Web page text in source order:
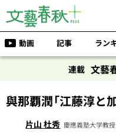
動画 記事 ラン
連載 文藝
與那覇潤「江藤淳と
片山 杜秀 慶應義塾大学教授